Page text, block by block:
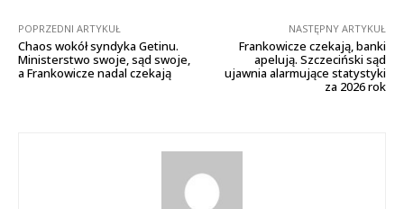
POPRZEDNI ARTYKUŁ
Chaos wokół syndyka Getinu.
Ministerstwo swoje, sąd swoje,
a Frankowicze nadal czekają
NASTĘPNY ARTYKUŁ
Frankowicze czekają, banki
apelują. Szczeciński sąd
ujawnia alarmujące statystyki
za 2026 rok